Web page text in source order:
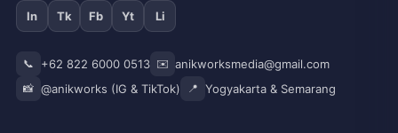
In Tk Fb Yt Li
📞 +62 822 6000 0513 ✉️ anikworksmedia@gmail.com
📸 @anikworks (IG & TikTok) 📍 Yogyakarta & Semarang